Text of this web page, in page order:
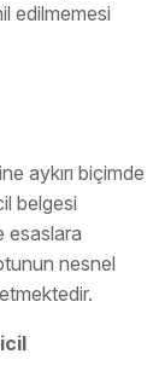
edilmemesi
aykırı biçimde
belgesi
esaslara
nesnel